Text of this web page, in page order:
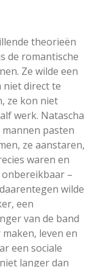
theorieën
de romantische
Ze wilde een
niet direct te
ze kon niet
werk. Natascha
pasten
ze aanstaren,
waren en
–
wilde
een
van de band
leven en
een sociale
langer dan